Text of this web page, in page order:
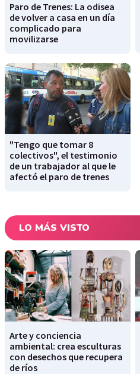
Paro de Trenes: La odisea
de volver a casa en un día
complicado para
movilizarse
"Tengo que tomar 8
colectivos", el testimonio
de un trabajador al que le
afectó el paro de trenes
LO MÁS VISTO
Arte y conciencia
ambiental: crea esculturas
con desechos que recupera
de ríos